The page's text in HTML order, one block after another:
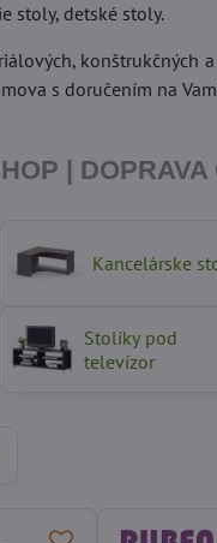
stoly, detské stoly.
konštrukčných
s doručením na
|
Kancelárske
Stolíky pod
televízor